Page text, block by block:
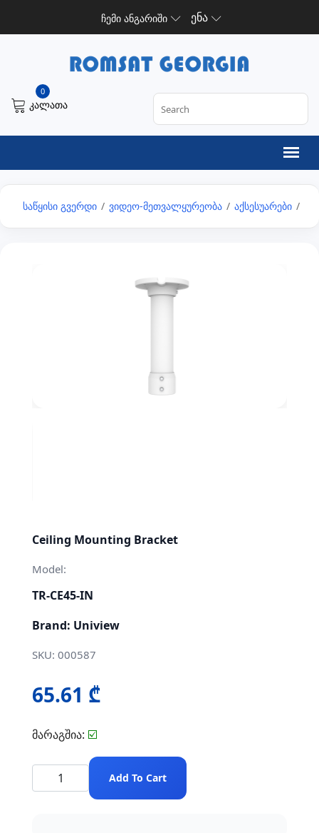
ჩემი ანგარიში ენა
0
კალათა
საწყისი გვერდი / ვიდეო-მეთვალყურეობა / აქსესუარები /
Ceiling Mounting Bracket
Model:
TR-CE45-IN
Brand: Uniview
SKU: 000587
65.61 ₾
მარაგშია: ☑️
Add To Cart